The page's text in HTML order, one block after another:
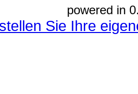
powered in
Sie Ihre